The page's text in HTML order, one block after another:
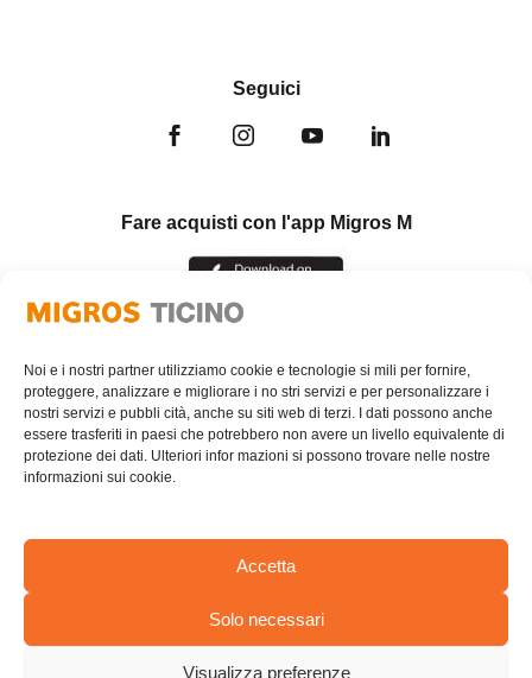
Noi e i nostri partner utilizziamo cookie e tecnologie si mili per fornire,
proteggere, analizzare e migliorare i no stri servizi e per personalizzare i
nostri servizi e pubbli cità, anche su siti web di terzi. I dati possono anche
essere trasferiti in paesi che potrebbero non avere un livello equivalente di
protezione dei dati. Ulteriori infor mazioni si possono trovare nelle nostre
informazioni sui cookie.
Accetta
Solo necessari
Visualizza preferenze
Seguici
Fare acquisti con l'app Migros M
AREA RISERVATA